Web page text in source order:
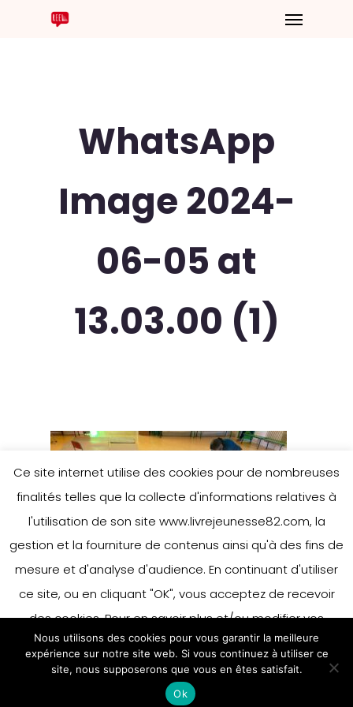
WhatsApp
Image 2024-
06-05 at
13.03.00 (1)
Ce site internet utilise des cookies pour de nombreuses
finalités telles que la collecte d'informations relatives à
l'utilisation de son site www.livrejeunesse82.com, la
gestion et la fourniture de contenus ainsi qu'à des fins de
mesure et d'analyse d'audience. En continuant d'utiliser
ce site, ou en cliquant "OK", vous acceptez de recevoir
des cookies. Pour en savoir plus et/ou modifier vos
préférences en matière de cookies, merci de vous référer
à notre politique sur les cookies.
Accepter
En savoir plus
Nous utilisons des cookies pour vous garantir la meilleure
expérience sur notre site web. Si vous continuez à utiliser ce
site, nous supposerons que vous en êtes satisfait.
Ok